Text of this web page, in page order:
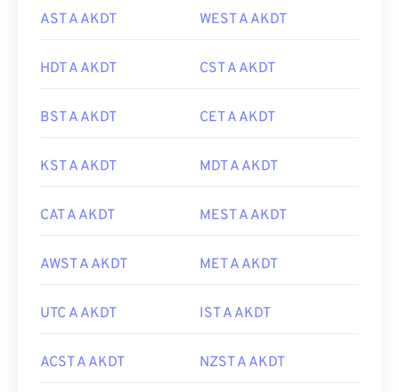
AST A AKDT WEST A AKDT
HDT A AKDT CST A AKDT
BST A AKDT CET A AKDT
KST A AKDT MDT A AKDT
CAT A AKDT MEST A AKDT
AWST A AKDT MET A AKDT
UTC A AKDT IST A AKDT
ACST A AKDT NZST A AKDT